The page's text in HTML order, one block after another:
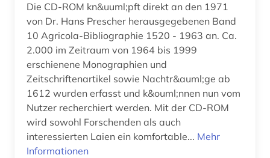
edelmetalle (1)
edition (1)
einwanderungspolitik (1)
eis (2)
eisen (1)
Die CD-ROM kn&uuml;pft direkt an den 1971
von Dr. Hans Prescher herausgegebenen Band
10 Agricola-Bibliographie 1520 - 1963 an. Ca.
2.000 im Zeitraum von 1964 bis 1999
erschienene Monographien und
Zeitschriftenartikel sowie Nachtr&auml;ge ab
1612 wurden erfasst und k&ouml;nnen nun vom
Nutzer recherchiert werden. Mit der CD-ROM
wird sowohl Forschenden als auch
interessierten Laien ein komfortable... Mehr
Informationen